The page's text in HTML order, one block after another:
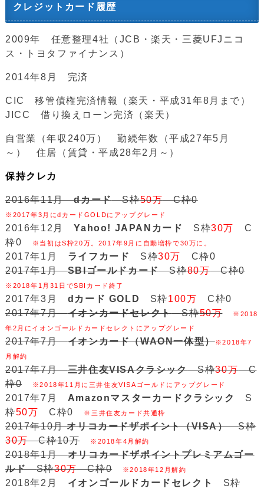
クレジットカード履歴
2009年 任意整理4社（JCB・楽天・三菱UFJニコ
ス・トヨタファイナンス）
2014年8月 完済
CIC 移管債権完済情報（楽天・平成31年8月まで）
JICC 借り換えローン完済（楽天）
自営業（年収240万） 勤続年数（平成27年5月
～） 住居（賃貸・平成28年2月～）
保持クレカ
2016年11月dカードS枠50万C枠0
※2017年3月にdカードGOLDにアップグレード
2016年12月Yahoo! JAPANカード S枠30万
C
枠0
※当初はS枠20万。2017年9月に自動増枠で30万に。
2017年1月 ライフカード S枠30万
C枠0
2017年1月SBIゴールドカードS枠80万C枠0
※2018年1月31日でSBIカード終了
2017年3月 dカード GOLD S枠100万 C枠0
2017年7月イオンカードセレクトS枠50万
※2018
年2月にイオンゴールドカードセレクトにアップグレード
2017年7月イオンカード（WAON一体型）※2018年7
月解約
2017年7月三井住友VISAクラシックS枠30万C
枠0
※2018年11月に三井住友VISAゴールドにアップグレード
2017年7月 Amazonマスターカードクラシック
S
枠50万 C枠0 ※三井住友カード共通枠
2017年10月オリコカードザポイント（VISA）S枠
30万C枠10万 ※2018年4月解約
2018年1月オリコカードザポイントプレミアムゴー
ルドS枠30万C枠0 ※2018年12月解約
2018年2月 イオンゴールドカードセレクト S枠